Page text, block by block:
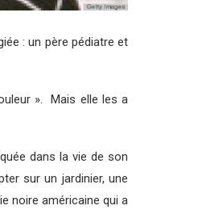
: un père pédiatre et
». Mais elle les a
dans la vie de son
sur un jardinier, une
noire américaine qui a